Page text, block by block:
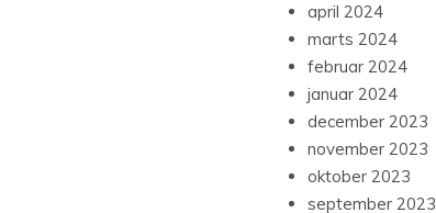
april 2024
marts 2024
februar 2024
januar 2024
december 2023
november 2023
oktober 2023
september 2023